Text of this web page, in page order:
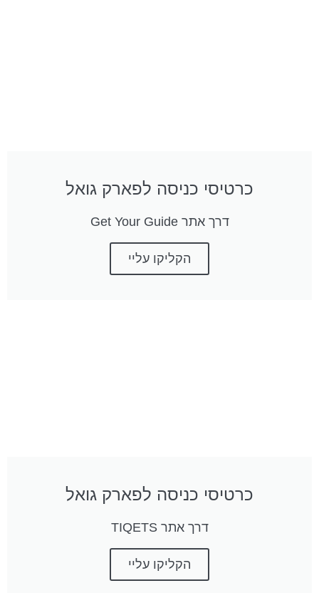
כרטיסי כניסה לפארק גואל
דרך אתר Get Your Guide
הקליקו עליי
כרטיסי כניסה לפארק גואל
דרך אתר TIQETS
הקליקו עליי